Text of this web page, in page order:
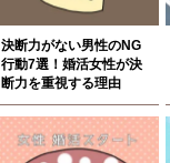
決断力がない男性のNG
行動7選！婚活女性が決
断力を重視する理由